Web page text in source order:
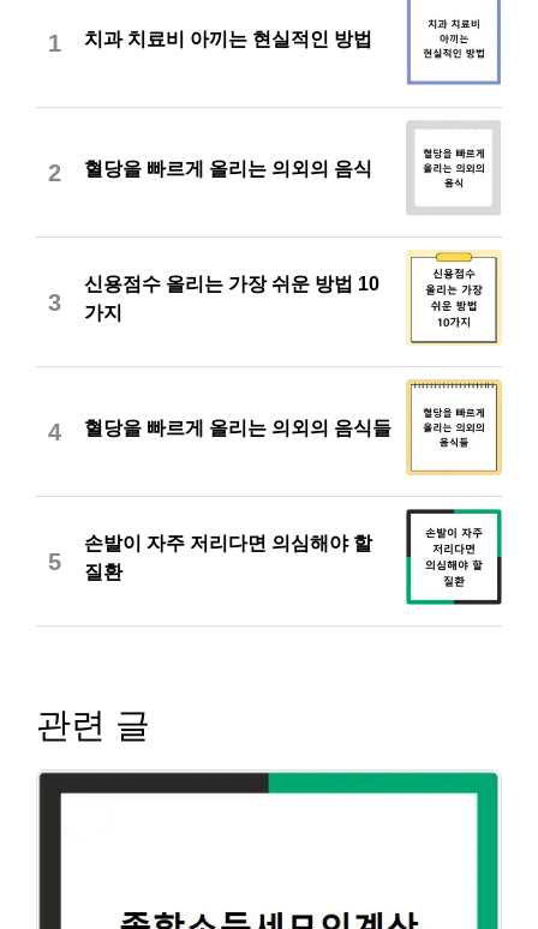
1 치과 치료비 아끼는 현실적인 방법
2 혈당을 빠르게 올리는 의외의 음식
3
신용점수 올리는 가장 쉬운 방법 10
가지
4 혈당을 빠르게 올리는 의외의 음식들
5
손발이 자주 저리다면 의심해야 할
질환
관련 글